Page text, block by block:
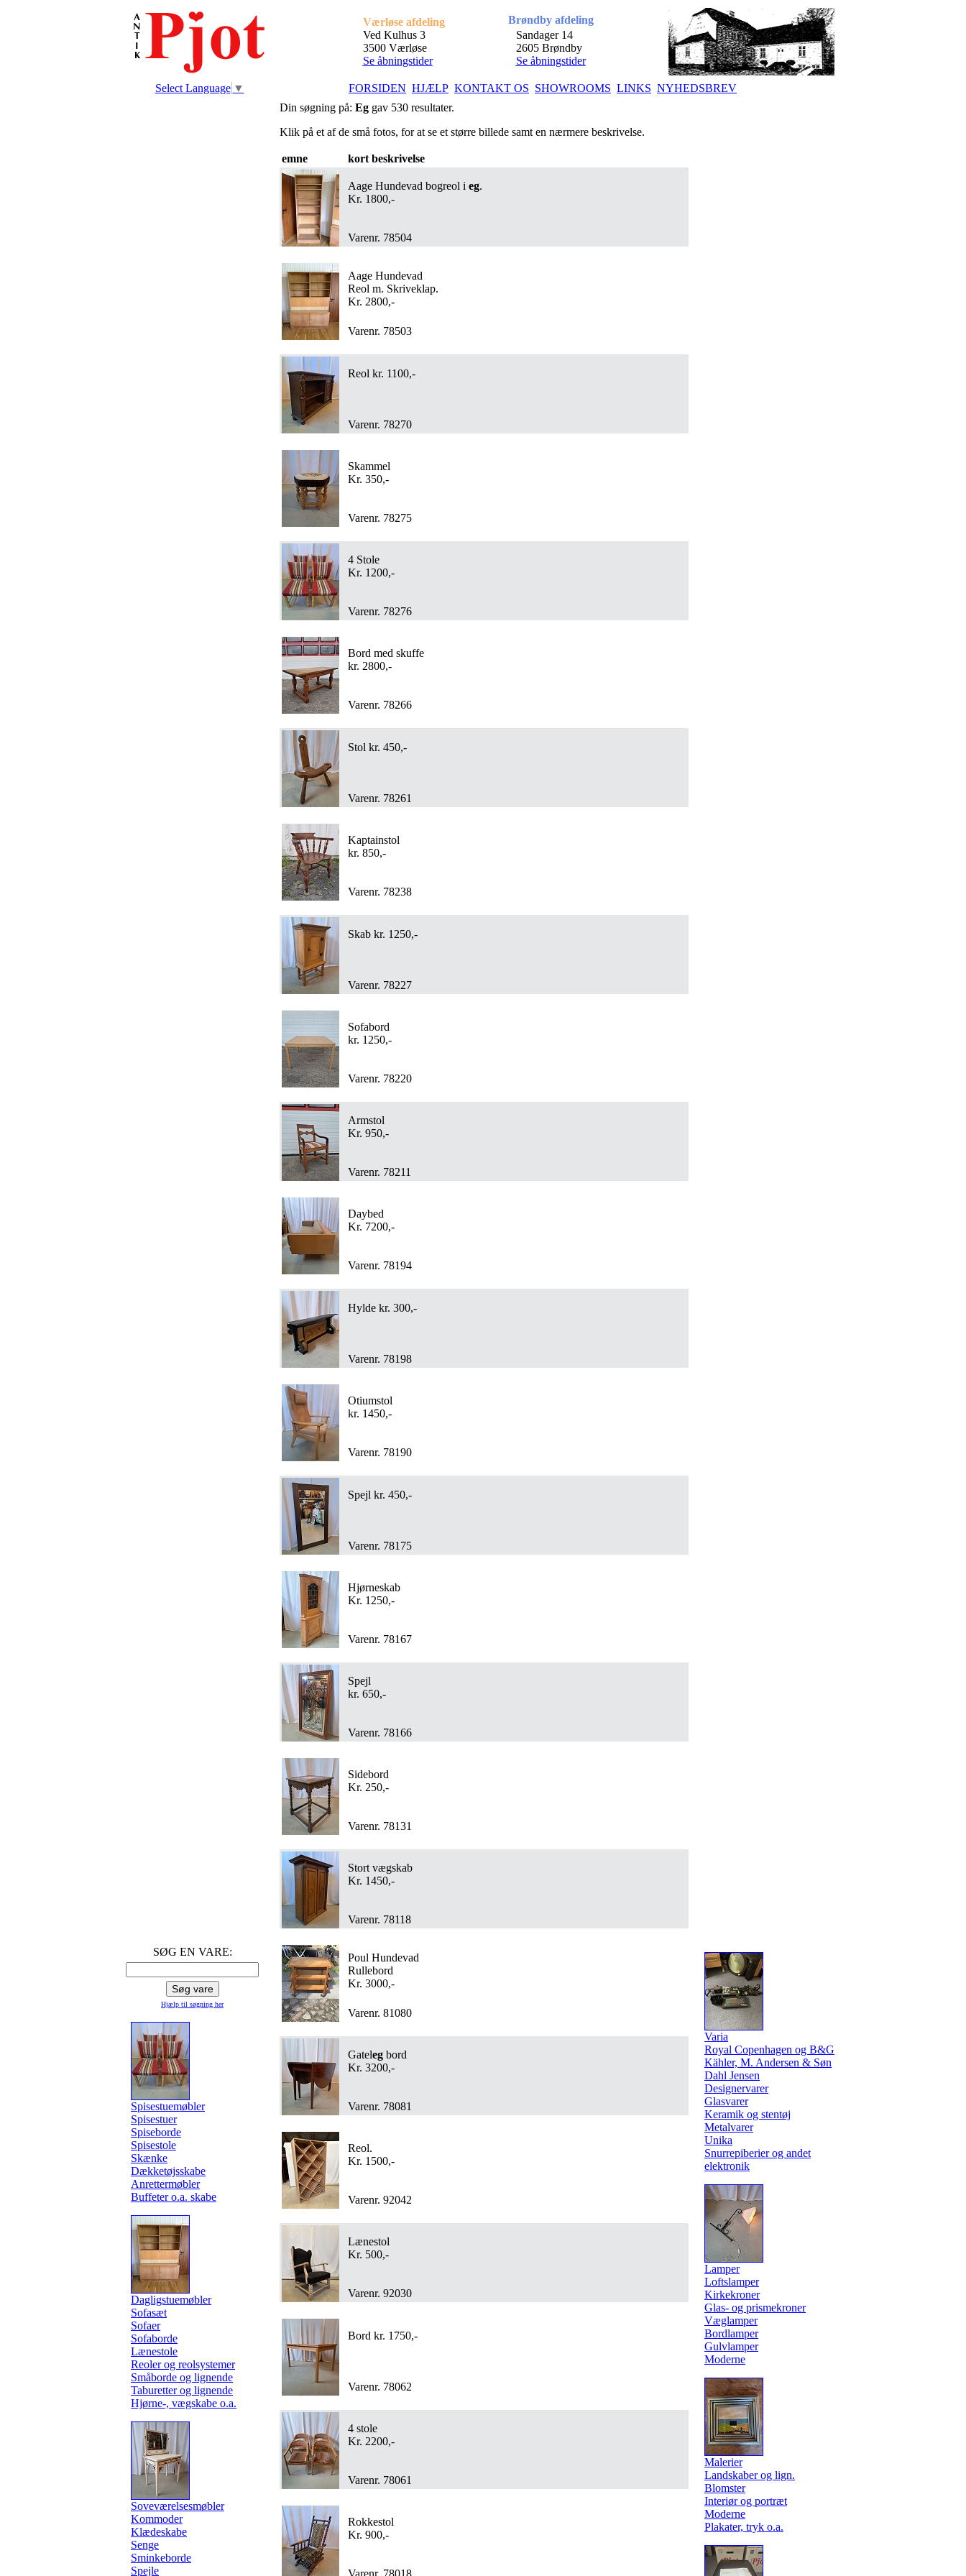
Værløse afdeling
Ved Kulhus 3
3500 Værløse
Se åbningstider
Brøndby afdeling
Sandager 14
2605 Brøndby
Se åbningstider
Select Language ▼ FORSIDEN HJÆLP KONTAKT OS SHOWROOMS LINKS NYHEDSBREV
SØG EN VARE:
Hjælp til søgning her
Spisestuemøbler
Spisestuer
Spiseborde
Spisestole
Skænke
Dækketøjsskabe
Anrettermøbler
Buffeter o.a. skabe
Dagligstuemøbler
Sofasæt
Sofaer
Sofaborde
Lænestole
Reoler og reolsystemer
Småborde og lignende
Taburetter og lignende
Hjørne-, vægskabe o.a.
Soveværelsesmøbler
Kommoder
Klædeskabe
Senge
Sminkeborde
Spejle
Din søgning på: Eg gav 530 resultater.
Klik på et af de små fotos, for at se et større billede samt en nærmere beskrivelse.
emne kort beskrivelse
Aage Hundevad bogreol i eg.
Kr. 1800,-
Varenr. 78504
Aage Hundevad
Reol m. Skriveklap.
Kr. 2800,-
Varenr. 78503
Reol kr. 1100,-
Varenr. 78270
Skammel
Kr. 350,-
Varenr. 78275
4 Stole
Kr. 1200,-
Varenr. 78276
Bord med skuffe
kr. 2800,-
Varenr. 78266
Stol kr. 450,-
Varenr. 78261
Kaptainstol
kr. 850,-
Varenr. 78238
Skab kr. 1250,-
Varenr. 78227
Sofabord
kr. 1250,-
Varenr. 78220
Armstol
Kr. 950,-
Varenr. 78211
Daybed
Kr. 7200,-
Varenr. 78194
Hylde kr. 300,-
Varenr. 78198
Otiumstol
kr. 1450,-
Varenr. 78190
Spejl kr. 450,-
Varenr. 78175
Hjørneskab
Kr. 1250,-
Varenr. 78167
Spejl
kr. 650,-
Varenr. 78166
Sidebord
Kr. 250,-
Varenr. 78131
Stort vægskab
Kr. 1450,-
Varenr. 78118
Poul Hundevad
Rullebord
Kr. 3000,-
Varenr. 81080
Gateleg bord
Kr. 3200,-
Varenr. 78081
Reol.
Kr. 1500,-
Varenr. 92042
Lænestol
Kr. 500,-
Varenr. 92030
Bord kr. 1750,-
Varenr. 78062
4 stole
Kr. 2200,-
Varenr. 78061
Rokkestol
Kr. 900,-
Varenr. 78018
Varia
Royal Copenhagen og B&G
Kähler, M. Andersen & Søn
Dahl Jensen
Designervarer
Glasvarer
Keramik og stentøj
Metalvarer
Unika
Snurrepiberier og andet
elektronik
Lamper
Loftslamper
Kirkekroner
Glas- og prismekroner
Væglamper
Bordlamper
Gulvlamper
Moderne
Malerier
Landskaber og lign.
Blomster
Interiør og portræt
Moderne
Plakater, tryk o.a.